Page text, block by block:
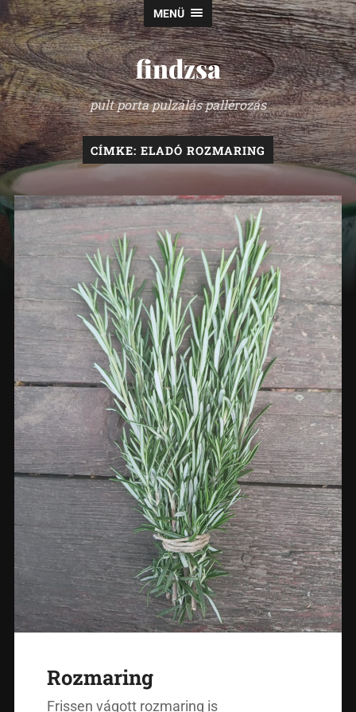
MENÜ
findzsa
pult porta pulzálás pallérozás
CÍMKE: ELADÓ ROZMARING
Rozmaring
Frissen vágott rozmaring is